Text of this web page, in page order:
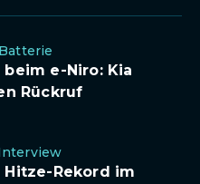
e-Niro: Kia
Rückruf
Hitze-Rekord im